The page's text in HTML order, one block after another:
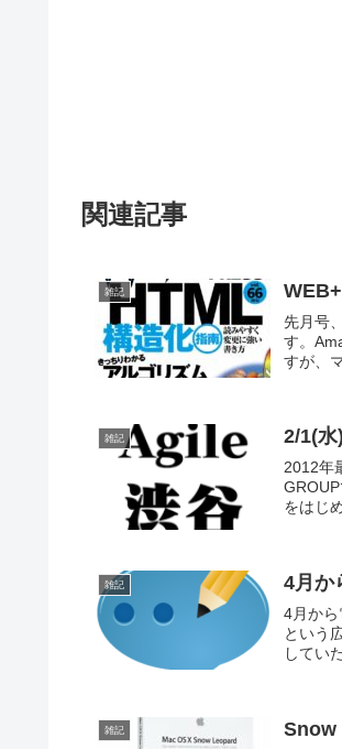
関連記事
雑記
先月号
す。
すが、
雑記 2/1(
2012年
をはじ
雑記 4月か
4月か
という
してい
雑記 Snow